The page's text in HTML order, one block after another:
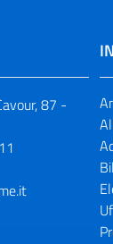
87 -